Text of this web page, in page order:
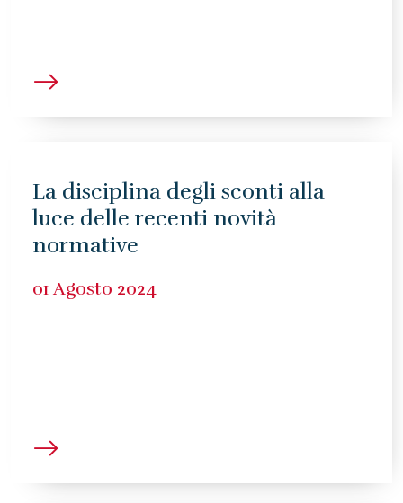
La disciplina degli sconti alla
luce delle recenti novità
normative
01 Agosto 2024